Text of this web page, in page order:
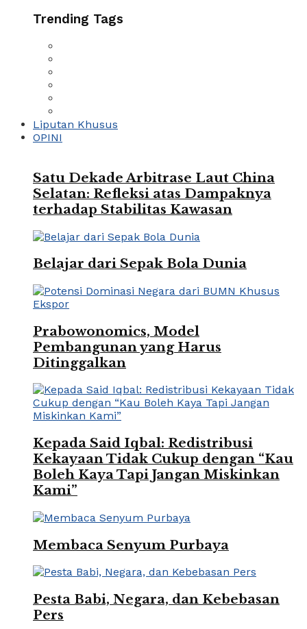
Trending Tags
Liputan Khusus
OPINI
Satu Dekade Arbitrase Laut China
Selatan: Refleksi atas Dampaknya
terhadap Stabilitas Kawasan
Belajar dari Sepak Bola Dunia
Prabowonomics, Model
Pembangunan yang Harus
Ditinggalkan
Kepada Said Iqbal: Redistribusi
Kekayaan Tidak Cukup dengan “Kau
Boleh Kaya Tapi Jangan Miskinkan
Kami”
Membaca Senyum Purbaya
Pesta Babi, Negara, dan Kebebasan
Pers